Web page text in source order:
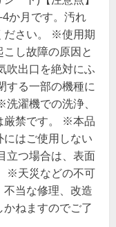
か月です。汚れ
ださい。 ※使用期
し故障の原因と
吹出口を絶対にふ
する一部の機種に
濯機での洗浄、
厳禁です。 ※本品
はご使用しない
立つ場合は、表面
※天災などの不可
当な修理、改造
ねますのでご了